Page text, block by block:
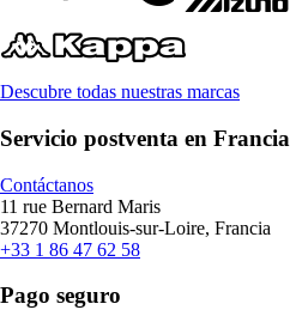
Descubre todas nuestras marcas
Servicio postventa en Francia
Contáctanos
11 rue Bernard Maris
37270 Montlouis-sur-Loire, Francia
+33 1 86 47 62 58
Pago seguro